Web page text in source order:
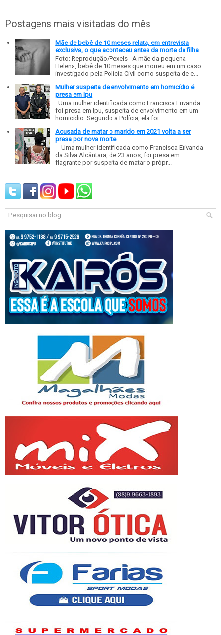
Postagens mais visitadas do mês
Mãe de bebê de 10 meses relata, em entrevista
exclusiva, o que aconteceu antes da morte da filha
Foto: Reprodução/Pexels A mãe da pequena
Helena, bebê de 10 meses que morreu em um caso
investigado pela Polícia Civil como suspeita de e...
Mulher suspeita de envolvimento em homicídio é
presa em Ipu
Uma mulher identificada como Francisca Erivanda
foi presa em Ipu, suspeita de envolvimento em um
homicídio. Segundo a Polícia, ela foi...
Acusada de matar o marido em 2021 volta a ser
presa por nova morte
Uma mulher identificada como Francisca Erivanda
da Silva Alcântara, de 23 anos, foi presa em
flagrante por suspeita de matar o própr...